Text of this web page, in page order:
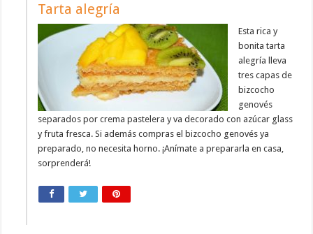
Tarta alegría
Esta rica y
bonita tarta
alegría lleva
tres capas de
bizcocho
genovés
separados por crema pastelera y va decorado con azúcar glass
y fruta fresca. Si además compras el bizcocho genovés ya
preparado, no necesita horno. ¡Anímate a prepararla en casa,
sorprenderá!